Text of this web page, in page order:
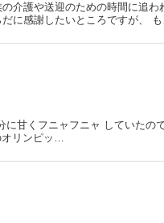
介護や送迎のための時間に追わ
だに感謝したいところですが、
に甘くフニャフニャ していたの
リンピッ…